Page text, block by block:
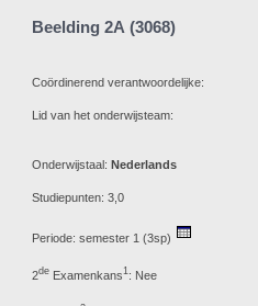
Beelding 2A (3068)
Coördinerend verantwoordelijke:
Lid van het onderwijsteam:
Onderwijstaal: Nederlands
Studiepunten: 3,0
Periode: semester 1 (3sp)
2de Examenkans1: Nee